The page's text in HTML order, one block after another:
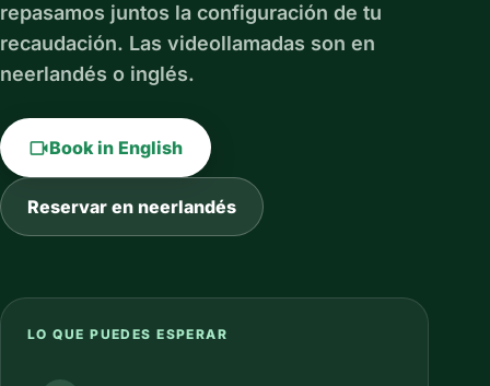
repasamos juntos la configuración de tu
recaudación. Las videollamadas son en
neerlandés o inglés.
videocamBook in English
Reservar en neerlandés
LO QUE PUEDES ESPERAR